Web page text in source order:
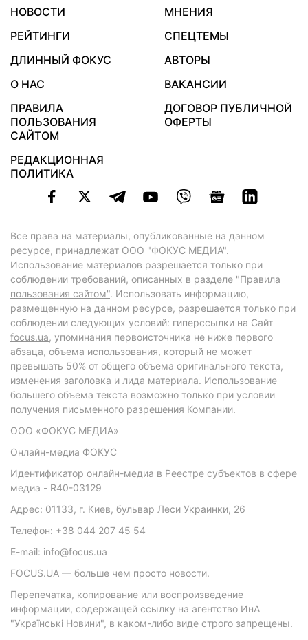
НОВОСТИ
МНЕНИЯ
РЕЙТИНГИ
СПЕЦТЕМЫ
ДЛИННЫЙ ФОКУС
АВТОРЫ
О НАС
ВАКАНСИИ
ПРАВИЛА
ПОЛЬЗОВАНИЯ
САЙТОМ
ДОГОВОР ПУБЛИЧНОЙ
ОФЕРТЫ
РЕДАКЦИОННАЯ
ПОЛИТИКА
Все права на материалы, опубликованные на данном
ресурсе, принадлежат ООО "ФОКУС МЕДИА".
Использование материалов разрешается только при
соблюдении требований, описанных в разделе "Правила
пользования сайтом". Использовать информацию,
размещенную на данном ресурсе, разрешается только при
соблюдении следующих условий: гиперссылки на Сайт
focus.ua, упоминания первоисточника не ниже первого
абзаца, объема использования, который не может
превышать 50% от общего объема оригинального текста,
изменения заголовка и лида материала. Использование
большего объема текста возможно только при условии
получения письменного разрешения Компании.
ООО «ФОКУС МЕДИА»
Онлайн-медиа ФОКУС
Идентификатор онлайн-медиа в Реестре субъектов в сфере
медиа - R40-03129
Адрес: 01133, г. Киев, бульвар Леси Украинки, 26
Телефон: +38 044 207 45 54
E-mail: info@focus.ua
FOCUS.UA — больше чем просто новости.
Перепечатка, копирование или воспроизведение
информации, содержащей ссылку на агентство ИнА
"Українські Новини", в каком-либо виде строго запрещены.